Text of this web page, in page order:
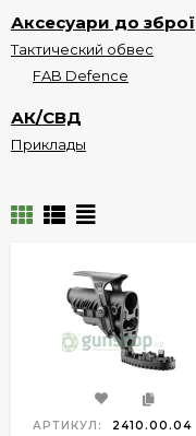
Аксесуари до зброї
Тактический обвес
FAB Defence
АК/СВД
Приклады
АРТИКУЛ: 2410.00.04